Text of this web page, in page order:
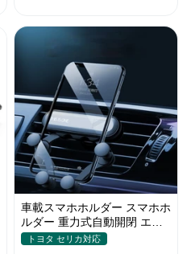
車載スマホホルダー スマホホ
ルダー 重力式自動開閉 エア
コン吹き出し口用 シンプル
トヨタ セリカ対応